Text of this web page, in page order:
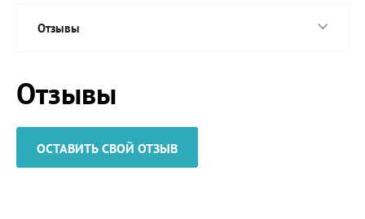
Отзывы
Отзывы
ОСТАВИТЬ СВОЙ ОТЗЫВ